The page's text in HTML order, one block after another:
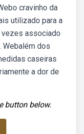
cravinho da
utilizado para a
associado
Webalém dos
caseiras
a dor de
button below.